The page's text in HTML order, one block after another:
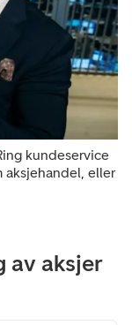
kundeservice
aksjehandel, eller
av aksjer